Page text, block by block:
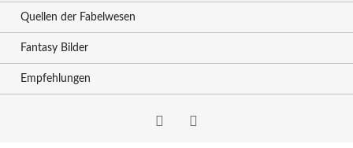
Quellen der Fabelwesen
Fantasy Bilder
Empfehlungen